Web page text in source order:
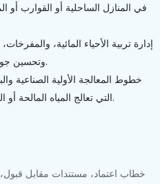
في المنازل الساحلية أو القوارب أو
وتحسين جودة المياه من أجل مخزون أكثر صحة.
التي تعالج المياه المالحة أو العكرة قبل إجراء المزيد من المعالجة.
خطاب اعتماد، مستندات مقابل